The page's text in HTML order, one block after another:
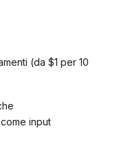
(da $1 per 10
input